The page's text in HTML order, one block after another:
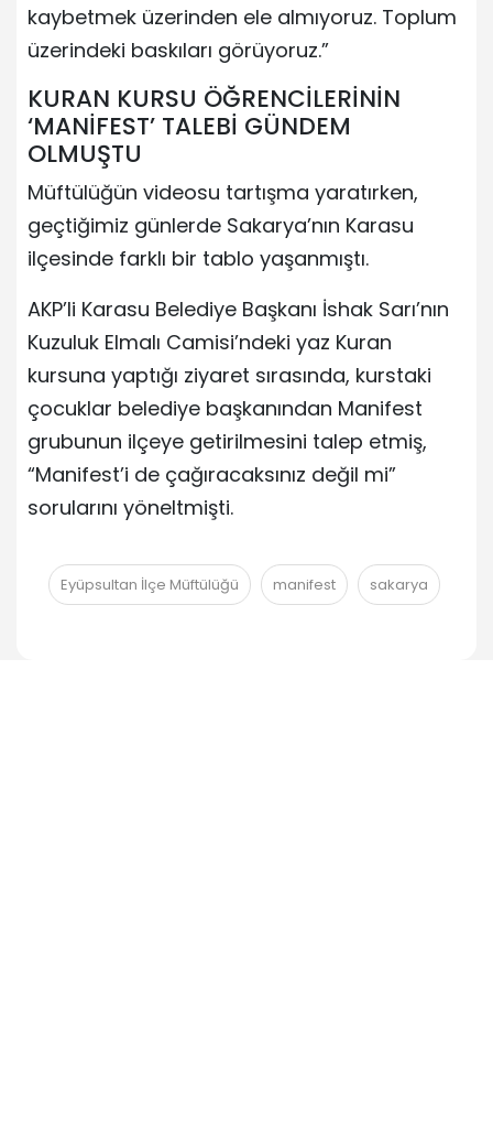
kaybetmek üzerinden ele almıyoruz. Toplum
üzerindeki baskıları görüyoruz.”
KURAN KURSU ÖĞRENCİLERİNİN
‘MANİFEST’ TALEBİ GÜNDEM
OLMUŞTU
Müftülüğün videosu tartışma yaratırken,
geçtiğimiz günlerde Sakarya’nın Karasu
ilçesinde farklı bir tablo yaşanmıştı.
AKP’li Karasu Belediye Başkanı İshak Sarı’nın
Kuzuluk Elmalı Camisi’ndeki yaz Kuran
kursuna yaptığı ziyaret sırasında, kurstaki
çocuklar belediye başkanından Manifest
grubunun ilçeye getirilmesini talep etmiş,
“Manifest’i de çağıracaksınız değil mi”
sorularını yöneltmişti.
Eyüpsultan İlçe Müftülüğü manifest sakarya